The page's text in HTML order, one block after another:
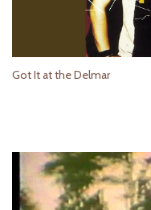
Got It at the Delmar